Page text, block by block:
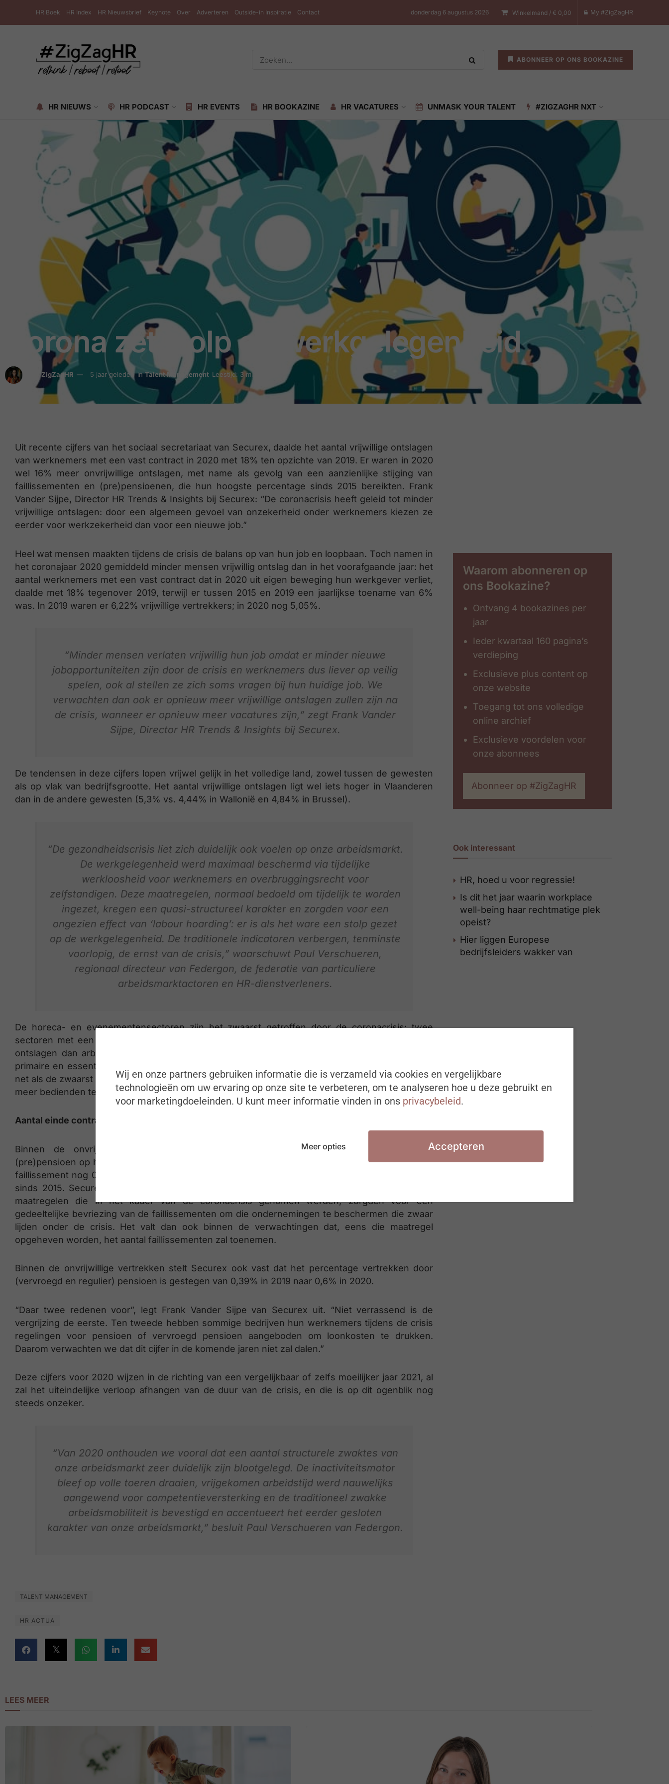
HR Boek HR Index HR Nieuwsbrief Keynote Over Adverteren Outside-in Inspiratie Contact donderdag 6 augustus 2026 Winkelmand / € 0,00 My #ZigZagHR
ABONNEER OP ONS BOOKAZINE
HR NIEUWS HR PODCAST HR EVENTS HR BOOKAZINE HR VACATURES UNMASK YOUR TALENT #ZIGZAGHR NXT
Corona zet stolp op werkgelegenheid
doorZigZagHR 5 jaar geleden in Talent Management Leestijd: 3 minuten
Uit recente cijfers van het sociaal secretariaat van Securex, daalde het aantal vrijwillige ontslagen
van werknemers met een vast contract in 2020 met 18% ten opzichte van 2019. Er waren in 2020
wel 16% meer onvrijwillige ontslagen, met name als gevolg van een aanzienlijke stijging van
faillissementen en (pre)pensioenen, die hun hoogste percentage sinds 2015 bereikten. Frank
Vander Sijpe, Director HR Trends & Insights bij Securex: “De coronacrisis heeft geleid tot minder
vrijwillige ontslagen: door een algemeen gevoel van onzekerheid onder werknemers kiezen ze
eerder voor werkzekerheid dan voor een nieuwe job.”
Heel wat mensen maakten tijdens de crisis de balans op van hun job en loopbaan. Toch namen in
het coronajaar 2020 gemiddeld minder mensen vrijwillig ontslag dan in het voorafgaande jaar: het
aantal werknemers met een vast contract dat in 2020 uit eigen beweging hun werkgever verliet,
daalde met 18% tegenover 2019, terwijl er tussen 2015 en 2019 een jaarlijkse toename van 6%
was. In 2019 waren er 6,22% vrijwillige vertrekkers; in 2020 nog 5,05%.
“Minder mensen verlaten vrijwillig hun job omdat er minder nieuwe
jobopportuniteiten zijn door de crisis en werknemers dus liever op veilig
spelen, ook al stellen ze zich soms vragen bij hun huidige job. We
verwachten dan ook er opnieuw meer vrijwillige ontslagen zullen zijn na
de crisis, wanneer er opnieuw meer vacatures zijn,” zegt Frank Vander
Sijpe, Director HR Trends & Insights bij Securex.
De tendensen in deze cijfers lopen vrijwel gelijk in het volledige land, zowel tussen de gewesten
als op vlak van bedrijfsgrootte. Het aantal vrijwillige ontslagen ligt wel iets hoger in Vlaanderen
dan in de andere gewesten (5,3% vs. 4,44% in Wallonië en 4,84% in Brussel).
“De gezondheidscrisis liet zich duidelijk ook voelen op onze arbeidsmarkt.
De werkgelegenheid werd maximaal beschermd via tijdelijke
werkloosheid voor werknemers en overbruggingsrecht voor
zelfstandigen. Deze maatregelen, normaal bedoeld om tijdelijk te worden
ingezet, kregen een quasi-structureel karakter en zorgden voor een
ongezien effect van ‘labour hoarding’: er is als het ware een stolp gezet
op de werkgelegenheid. De traditionele indicatoren verbergen, tenminste
voorlopig, de ernst van de crisis,” waarschuwt Paul Verschueren,
regionaal directeur van Federgon, de federatie van particuliere
arbeidsmarktactoren en HR-dienstverleners.
De horeca- en evenementensectoren zijn het zwaarst getroffen door de coronacrisis: twee
sectoren met een hoog aantal arbeiders. Toch worden bedienden gemiddeld vaker onvrijwillig
ontslagen dan arbeiders (3,8% arbeiders vs. 5,25% bedienden). Dit komt wellicht doordat de
primaire en essentiële sectoren, zoals de landbouw, in veel mindere mate getroffen werden en,
net als de zwaarst getroffen sectoren, meer handarbeiders tellen. De dienstensector, die klassiek
meer bedienden telt, werd op zijn beurt harder getroffen door de coronacrisis.
Aantal einde contracten door faillissement en (pre)pensioen zal dit jaar wellicht nog toenemen
Binnen de onvrijwillige contractbeëindigingen ligt het aantal wegens faillissement en
(pre)pensioen op het hoogste niveau sinds 2015. Terwijl in 2019 het aantal opzeggingen wegens
faillissement nog 0,23% bereikte, steeg dit cijfer vorig jaar naar 0,80%: het hoogste percentage
sinds 2015. Securex verwacht dat dit percentage omwille van de crisis zal blijven stijgen. De
maatregelen die in het kader van de coronacrisis genomen werden, zorgden voor een
gedeeltelijke bevriezing van de faillissementen om die ondernemingen te beschermen die zwaar
lijden onder de crisis. Het valt dan ook binnen de verwachtingen dat, eens die maatregel
opgeheven worden, het aantal faillissementen zal toenemen.
Binnen de onvrijwillige vertrekken stelt Securex ook vast dat het percentage vertrekken door
(vervroegd en regulier) pensioen is gestegen van 0,39% in 2019 naar 0,6% in 2020.
“Daar twee redenen voor”, legt Frank Vander Sijpe van Securex uit. “Niet verrassend is de
vergrijzing de eerste. Ten tweede hebben sommige bedrijven hun werknemers tijdens de crisis
regelingen voor pensioen of vervroegd pensioen aangeboden om loonkosten te drukken.
Daarom verwachten we dat dit cijfer in de komende jaren niet zal dalen.”
Deze cijfers voor 2020 wijzen in de richting van een vergelijkbaar of zelfs moeilijker jaar 2021, al
zal het uiteindelijke verloop afhangen van de duur van de crisis, en die is op dit ogenblik nog
steeds onzeker.
“Van 2020 onthouden we vooral dat een aantal structurele zwaktes van
onze arbeidsmarkt zeer duidelijk zijn blootgelegd. De inactiviteitsmotor
bleef op volle toeren draaien, vrijgekomen arbeidstijd werd nauwelijks
aangewend voor competentieversterking en de traditioneel zwakke
arbeidsmobiliteit is bevestigd en accentueert het eerder gesloten
karakter van onze arbeidsmarkt,” besluit Paul Verschueren van Federgon.
TALENT MANAGEMENT
HR ACTUA
Waarom abonneren op
ons Bookazine?
Ontvang 4 bookazines per
jaar
Ieder kwartaal 160 pagina’s
verdieping
Exclusieve plus content op
onze website
Toegang tot ons volledige
online archief
Exclusieve voordelen voor
onze abonnees
Abonneer op #ZigZagHR
Ook interessant
HR, hoed u voor regressie!
Is dit het jaar waarin workplace
well-being haar rechtmatige plek
opeist?
Hier liggen Europese
bedrijfsleiders wakker van
LEES MEER
Wij en onze partners gebruiken informatie die is verzameld via cookies en vergelijkbare
technologieën om uw ervaring op onze site te verbeteren, om te analyseren hoe u deze gebruikt en
voor marketingdoeleinden. U kunt meer informatie vinden in ons privacybeleid.
Meer opties Accepteren